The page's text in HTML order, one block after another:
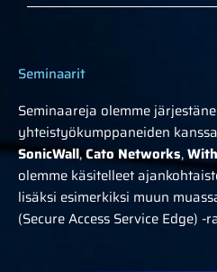
Seminaarit
Seminaareja olemme
yhteistyökumppaneiden
SonicWall,Cato Networks,
olemme käsitelleet
lisäksi esimerkiksi muun
(Secure Access Service Edge) -